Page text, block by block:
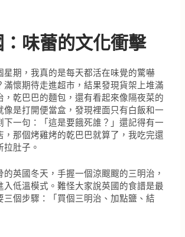
味蕾的文化衝擊
星期，我真的是每天都活在味覺的驚嚇
滿懷期待走進超市，結果發現貨架上堆滿
，乾巴巴的麵包，還有看起來像隔夜菜的
像是打開便當盒，發現裡面只有白飯和一
下一句：「這是要餓死誰？」還記得有一
，那個烤雞烤的乾巴巴就算了，我吃完還
肚子。
英國冬天，手握一個涼颼颼的三明治，
入低溫模式。難怪大家說英國的食譜是最
三個步驟：「買個三明治、加點鹽、結